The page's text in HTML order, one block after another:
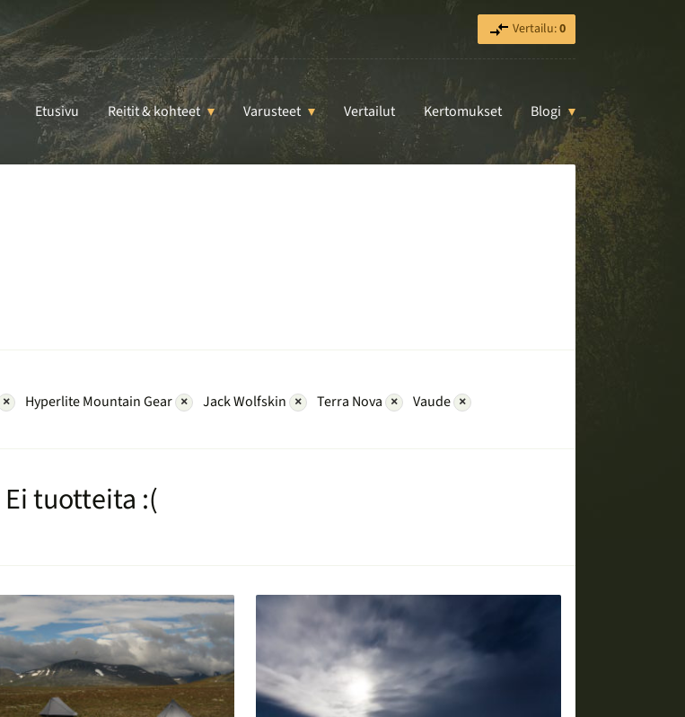
Vertailu:0
Etusivu Reitit & kohteet Varusteet Vertailut Kertomukset Blogi
× Hyperlite Mountain Gear × Jack Wolfskin × Terra Nova × Vaude ×
Ei tuotteita :(